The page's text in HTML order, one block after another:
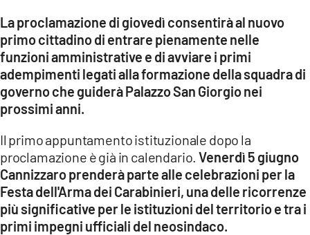
ANDROID
APPLE
La proclamazione di giovedì consentirà al nuovo
primo cittadino di entrare pienamente nelle
funzioni amministrative e di avviare i primi
adempimenti legati alla formazione della squadra di
governo che guiderà Palazzo San Giorgio nei
prossimi anni.
Il primo appuntamento istituzionale dopo la
proclamazione è già in calendario. Venerdì 5 giugno
Cannizzaro prenderà parte alle celebrazioni per la
Festa dell'Arma dei Carabinieri, una delle ricorrenze
più significative per le istituzioni del territorio e tra i
primi impegni ufficiali del neosindaco.